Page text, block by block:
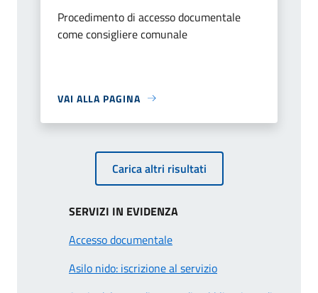
Procedimento di accesso documentale
come consigliere comunale
VAI ALLA PAGINA
Carica altri risultati
SERVIZI IN EVIDENZA
Accesso documentale
Asilo nido: iscrizione al servizio